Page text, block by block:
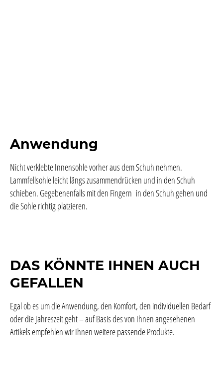
Anwendung
Nicht verklebte Innensohle vorher aus dem Schuh nehmen.
Lammfellsohle leicht längs zusammendrücken und in den Schuh
schieben. Gegebenenfalls mit den Fingern in den Schuh gehen und
die Sohle richtig platzieren.
DAS KÖNNTE IHNEN AUCH
GEFALLEN
Egal ob es um die Anwendung, den Komfort, den individuellen Bedarf
oder die Jahreszeit geht – auf Basis des von Ihnen angesehenen
Artikels empfehlen wir Ihnen weitere passende Produkte.